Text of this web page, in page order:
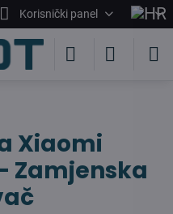
Korisnički panel
Xiaomi
Zamjenska